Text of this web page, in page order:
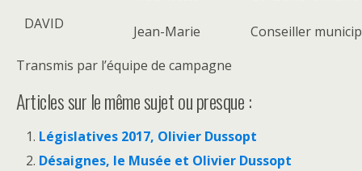
DAVID
Jean-Marie
Conseiller
Transmis par l’équipe de campagne
Articles sur le même sujet ou presque :
Législatives 2017, Olivier Dussopt
Désaignes, le Musée et Olivier Dussopt